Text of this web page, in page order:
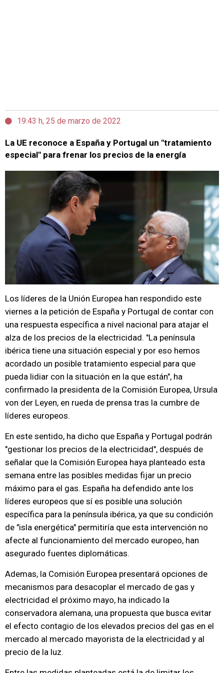
19:43 h, 25 de marzo de 2022
La UE reconoce a España y Portugal un "tratamiento
especial" para frenar los precios de la energía
Los líderes de la Unión Europea han respondido este
viernes a la petición de España y Portugal de contar con
una respuesta específica a nivel nacional para atajar el
alza de los precios de la electricidad. "La península
ibérica tiene una situación especial y por eso hemos
acordado un posible tratamiento especial para que
pueda lidiar con la situación en la que están", ha
confirmado la presidenta de la Comisión Europea, Ursula
von der Leyen, en rueda de prensa tras la cumbre de
líderes europeos.
En este sentido, ha dicho que España y Portugal podrán
"gestionar los precios de la electricidad", después de
señalar que la Comisión Europea haya planteado esta
semana entre las posibles medidas fijar un precio
máximo para el gas. España ha defendido ante los
líderes europeos que sí es posible una solución
específica para la península ibérica, ya que su condición
de "isla energética" permitiría que esta intervención no
afecte al funcionamiento del mercado europeo, han
asegurado fuentes diplomáticas.
Ademas, la Comisión Europea presentará opciones de
mecanismos para desacoplar el mercado de gas y
electricidad el próximo mayo, ha indicado la
conservadora alemana, una propuesta que busca evitar
el efecto contagio de los elevados precios del gas en el
mercado al mercado mayorista de la electricidad y al
precio de la luz.